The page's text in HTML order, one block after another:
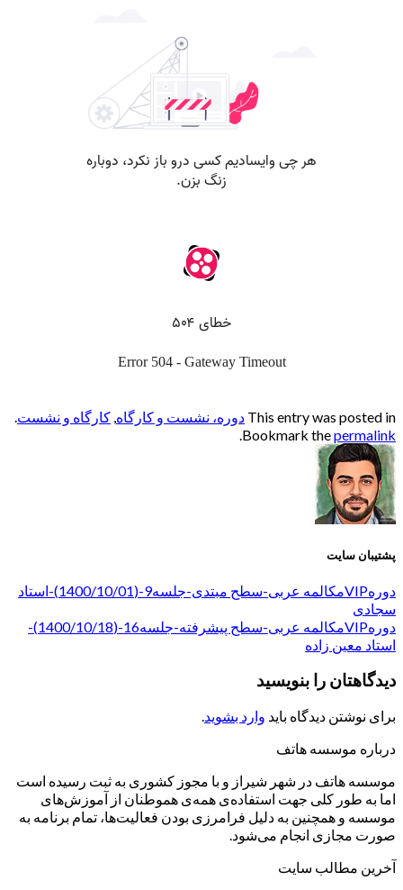
This entry was posted in دوره، نشست و کارگاه, کارگاه و نشست.
Bookmark thepermalink
.
پشتیبان سایت
دورهVIPمکالمه عربی-سطح مبتدی-جلسه9-(1400/10/01)-استاد
سجادی
دورهVIPمکالمه عربی-سطح پیشرفته-جلسه16-(1400/10/18)-
استاد معین زاده
دیدگاهتان را بنویسید
برای نوشتن دیدگاه باید وارد بشوید.
درباره موسسه هاتف
موسسه هاتف در شهر شیراز و با مجوز کشوری به ثبت رسیده است
اما به طور کلی جهت استفاده‌ی همه‌ی هموطنان از آموزش‌های
موسسه و همچنین به دلیل فرامرزی بودن فعالیت‌ها، تمام برنامه به
صورت مجازی انجام می‌شود.
آخرین مطالب سایت